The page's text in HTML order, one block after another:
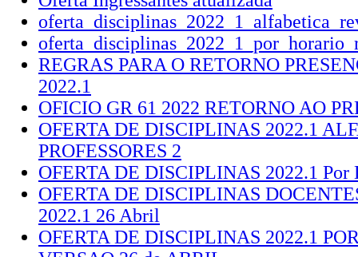
REGRAS PARA O RETORNO
2022.1
OFICIO GR 61 2022 RETORNO AO
OFERTA DE DISCIPLINAS 2022.1
PROFESSORES 2
OFERTA DE DISCIPLINAS 2022.1
OFERTA DE DISCIPLINAS
2022.1 26 Abril
OFERTA DE DISCIPLINAS 2022.1